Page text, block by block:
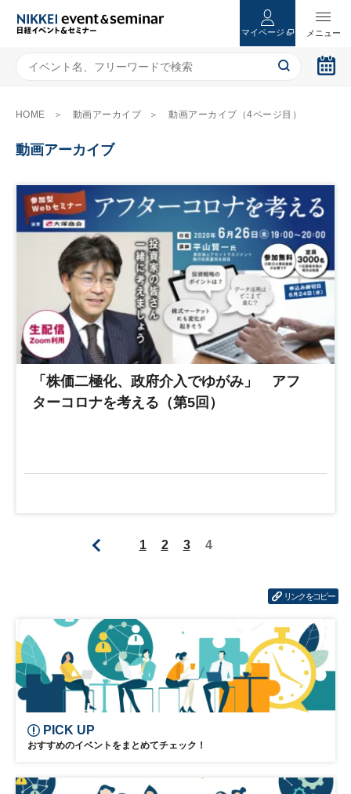
マイページ
HOME 動画アーカイブ 動画アーカイブ（4ページ目）
動画アーカイブ
「株価二極化、政府介入でゆがみ」 アフ
ターコロナを考える（第5回）
1 2 3 4
リンクをコピー
PICK UP
おすすめのイベントをまとめてチェック！